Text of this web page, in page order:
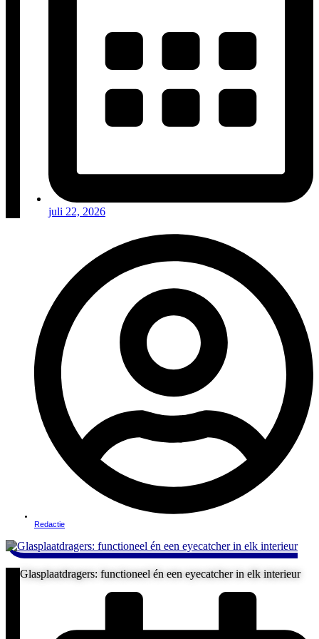
juli 22, 2026
Redactie
Glasplaatdragers: functioneel én een eyecatcher in elk interieur